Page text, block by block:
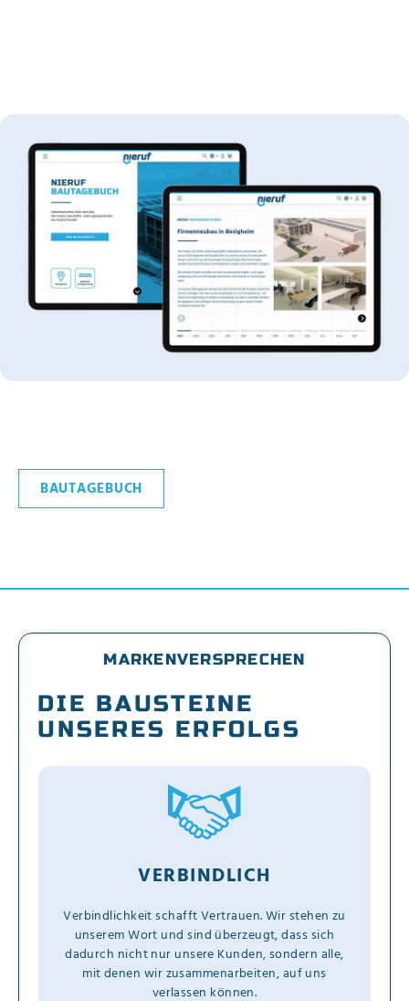
BAUTAGEBUCH
MARKENVERSPRECHEN
DIE BAUSTEINE
UNSERES ERFOLGS
VERBINDLICH
Verbindlichkeit schafft Vertrauen. Wir stehen zu
unserem Wort und sind überzeugt, dass sich
dadurch nicht nur unsere Kunden, sondern alle,
mit denen wir zusammenarbeiten, auf uns
verlassen können.